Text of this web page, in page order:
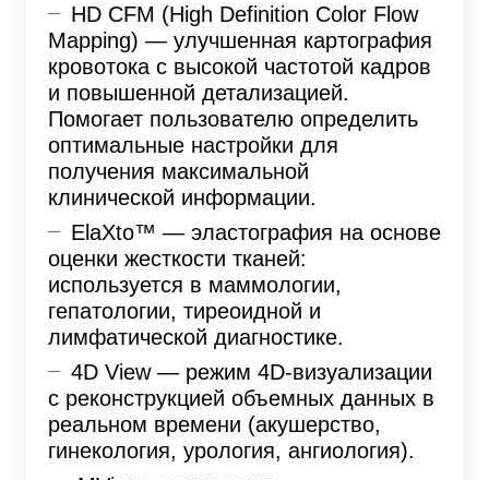
HD CFM (High Definition Color Flow
Mapping) — улучшенная картография
кровотока с высокой частотой кадров
и повышенной детализацией.
Помогает пользователю определить
оптимальные настройки для
получения максимальной
клинической информации.
ElaXto™ — эластография на основе
оценки жесткости тканей:
используется в маммологии,
гепатологии, тиреоидной и
лимфатической диагностике.
4D View — режим 4D-визуализации
с реконструкцией объемных данных в
реальном времени (акушерство,
гинекология, урология, ангиология).